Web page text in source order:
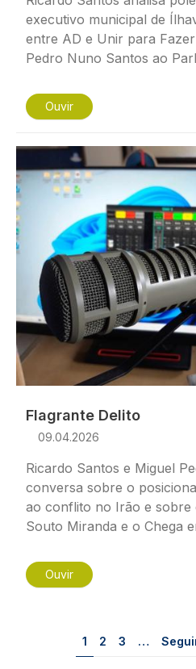
executivo municipal de
entre AD e Unir para
Pedro Nuno Santos ao
Ouvir
Flagrante Delito
09.04.2026
Ricardo Santos e Miguel
conversa sobre o
ao conflito no Irão e sobre
Souto Miranda e o Chega
Ouvir
Página
1 Página
2 Página
3 …